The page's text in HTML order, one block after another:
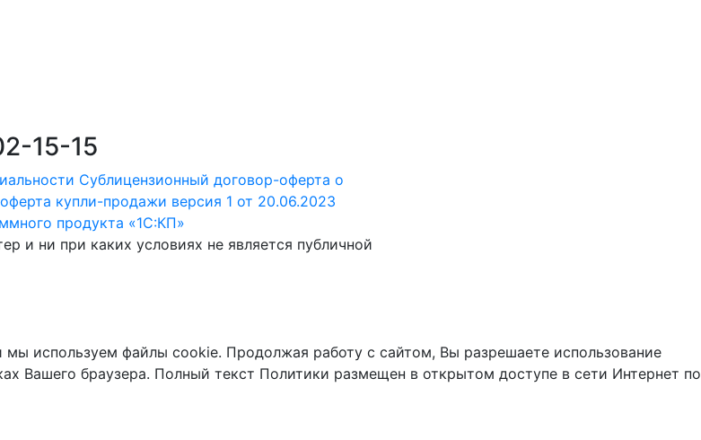
15-15
Сублицензионный договор-оферта о
купли-продажи версия 1 от 20.06.2023
продукта «1С:КП»
и ни при каких условиях не является публичной
используем файлы cookie. Продолжая работу с сайтом, Вы разрешаете использование
Вашего браузера. Полный текст Политики размещен в открытом доступе в сети Интернет по